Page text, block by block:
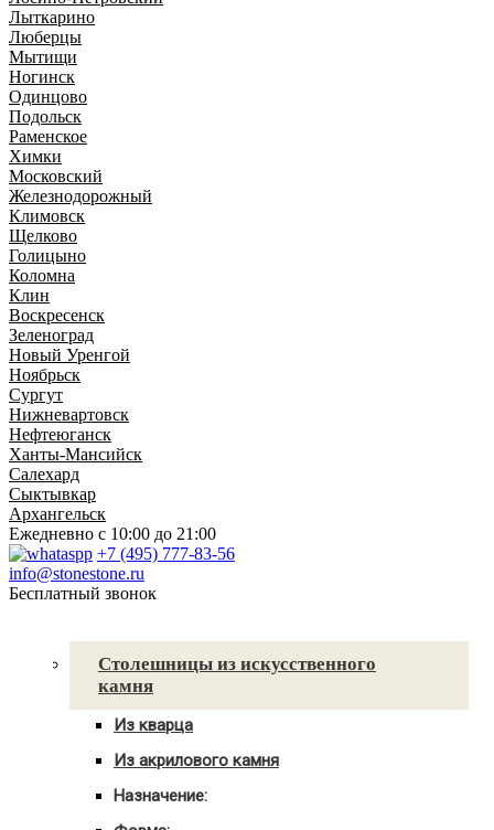
Лыткарино
Люберцы
Мытищи
Ногинск
Одинцово
Подольск
Раменское
Химки
Московский
Железнодорожный
Климовск
Щелково
Голицыно
Коломна
Клин
Воскресенск
Зеленоград
Новый Уренгой
Ноябрьск
Сургут
Нижневартовск
Нефтеюганск
Ханты-Мансийск
Салехард
Сыктывкар
Архангельск
Ежедневно с 10:00 до 21:00
+7 (495) 777-83-56
info@stonestone.ru
Бесплатный звонок
Столешницы из искусственного
камня
Из кварца
Для ванны
С мойкой
Из акрилового камня
Для ванны
С мойкой
Назначение: